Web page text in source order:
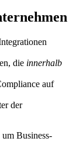
die innerhalb
auf
der
Business-